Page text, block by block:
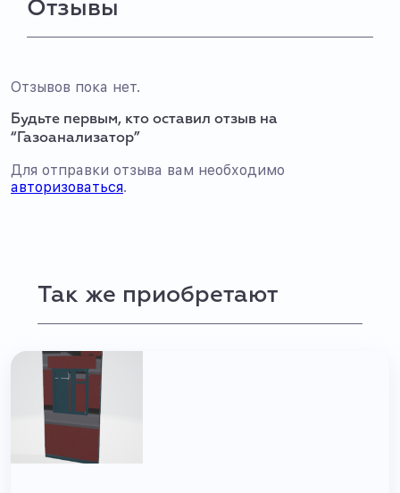
Отзывы
Отзывов пока нет.
Будьте первым, кто оставил отзыв на
“Газоанализатор”
Для отправки отзыва вам необходимо
авторизоваться.
Так же приобретают